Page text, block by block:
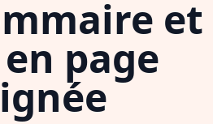
et
page